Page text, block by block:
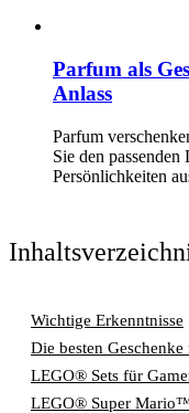
Parfum als
Anlass
Parfum
Sie den
Persönlichkeiten
Wichtige Erkenntnisse
Die besten
LEGO® Sets für
LEGO® Super